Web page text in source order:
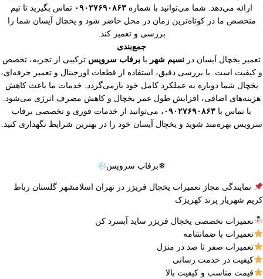
ارائه می‌دهد. شما می‌توانید با شماره۰۹۰۲۷۶۹۰۸۶۳ تماس بگیرید تا تیم
متخصص ما در کوتاه‌ترین زمان در محل حاضر شود و یخچال آیسان شما را
بررسی و تعمیر کند.
جمع‌بندی
یخچال آیسان در نسیم شهربابرفاب سرویسترکیبی از تجربه، تخصص
کیفیت است. با بررسی دقیق، استفاده از قطعات اورجینال و تعمیر حرفه‌ای،
یخچال شما دوباره به عملکرد کامل خود بازمی‌گردد. خدمات ما باعث کاهش
اضافی، افزایش طول عمر یخچال و کاهش مصرف انرژی می‌شود.
با تماس با۰۹۰۲۷۶۹۰۸۶۳ ، می‌توانید از خدمات فوری و تخصصی برفاب
بهره‌مند شوید و یخچال آیسان خود را در بهترین شرایط نگهداری کنید.
❄برفاب سرویس
نمایندگی مجاز تعمیرات یخچال فریزر در تهران اسلامشهر گلستان رباط
شهریار پرند کهریزک
تعمیرات تخصصی یخچال فریزر ساید آبسرد کن
تعمیرات با ضمانتنامه
تعمیرات صفر تا صد در منزل
کیفیت در خدمت رسانی
قیمت مناسب و کیفیت بالا